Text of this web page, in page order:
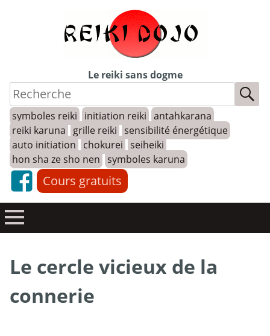
Le reiki sans dogme
symboles reiki initiation reiki antahkarana
reiki karuna
grille reiki sensibilité énergétique
auto initiation
chokurei seiheiki
hon sha ze sho nen symboles karuna
Cours gratuits
Le cercle vicieux de la
connerie